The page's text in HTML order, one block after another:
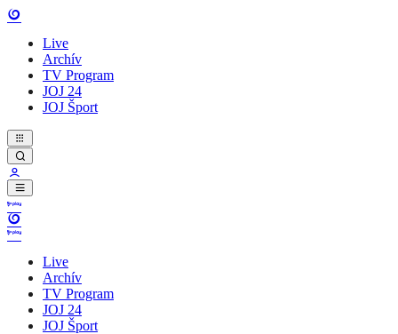
Live
Archív
TV Program
JOJ 24
JOJ Šport
Live
Archív
TV Program
JOJ 24
JOJ Šport